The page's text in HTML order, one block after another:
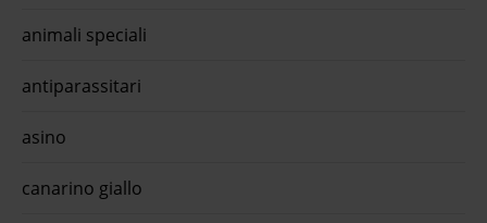
animali speciali
antiparassitari
asino
canarino giallo